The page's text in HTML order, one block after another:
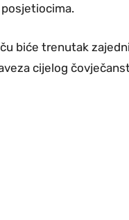
biće trenutak
cijelog